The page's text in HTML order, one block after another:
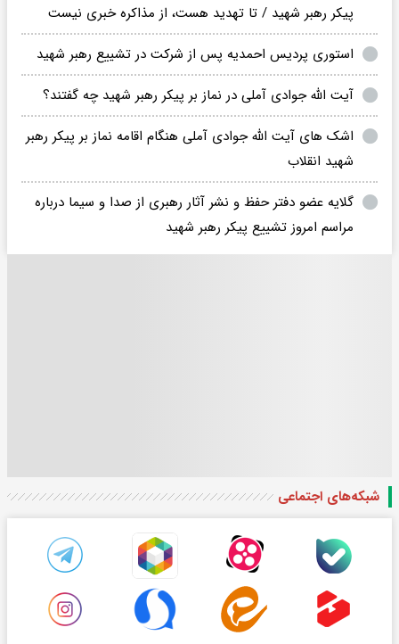
پیکر رهبر شهید / تا تهدید هست، از مذاکره خبری نیست
استوری پردیس احمدیه پس از شرکت در تشییع رهبر شهید
آیت الله جوادی آملی در نماز بر پیکر رهبر شهید چه گفتند؟
اشک های آیت الله جوادی آملی هنگام اقامه نماز بر پیکر رهبر
شهید انقلاب
گلایه عضو دفتر حفظ و نشر آثار رهبری از صدا و سیما درباره
مراسم امروز تشییع پیکر رهبر شهید
شبکه‌های اجتماعی